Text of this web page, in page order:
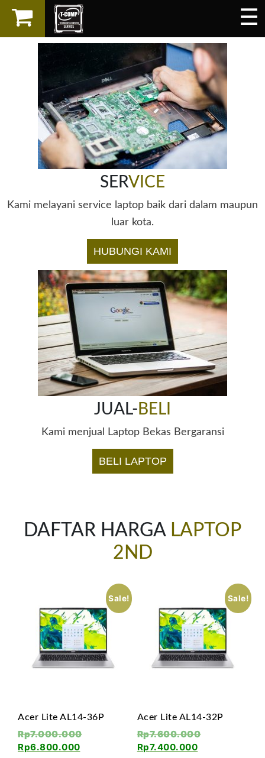
☰
×
LAPTOP
SPAREPART
AKSESORIS
SERVICES
SERVICE
Kami melayani service laptop baik dari dalam maupun
luar kota.
HUBUNGI KAMI
JUAL- BELI
Kami menjual Laptop Bekas Bergaransi
BELI LAPTOP
DAFTAR HARGA LAPTOP
2ND
Sale!
Acer Lite AL14-36P
Rp7.000.000
Rp6.800.000
Sale!
Acer Lite AL14-32P
Rp7.600.000
Rp7.400.000